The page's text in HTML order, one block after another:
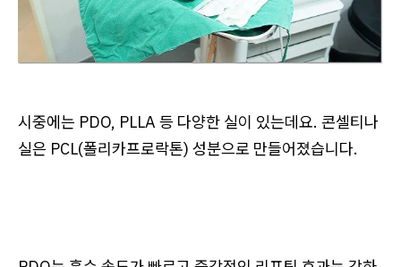
시중에는 PDO, PLLA 등 다양한 실이 있는데요. 콘셀티나
실은 PCL(폴리카프로락톤) 성분으로 만들어졌습니다.